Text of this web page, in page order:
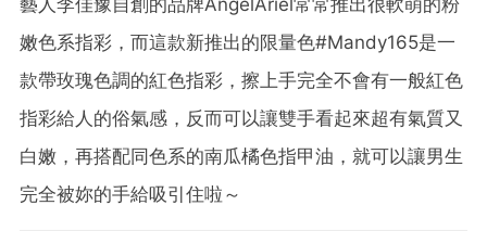
藝人李佳豫自創的品牌AngelAriel常常推出很軟萌的粉
嫩色系指彩，而這款新推出的限量色#Mandy165是一
款帶玫瑰色調的紅色指彩，擦上手完全不會有一般紅色
指彩給人的俗氣感，反而可以讓雙手看起來超有氣質又
白嫩，再搭配同色系的南瓜橘色指甲油，就可以讓男生
完全被妳的手給吸引住啦～